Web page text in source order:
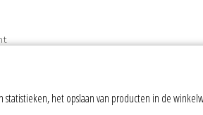
tools
het opslaan van producten in de